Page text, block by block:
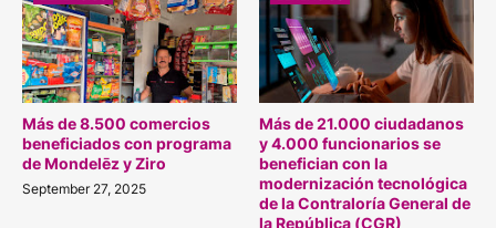
Más de 8.500 comercios
beneficiados con programa
de Mondelēz y Ziro
September 27, 2025
Más de 21.000 ciudadanos
y 4.000 funcionarios se
benefician con la
modernización tecnológica
de la Contraloría General de
la República (CGR)